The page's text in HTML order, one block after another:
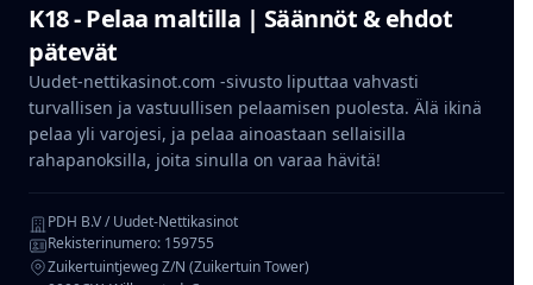
K18 - Pelaa maltilla | Säännöt & ehdot
pätevät
Uudet-nettikasinot.com -sivusto liputtaa vahvasti
turvallisen ja vastuullisen pelaamisen puolesta. Älä ikinä
pelaa yli varojesi, ja pelaa ainoastaan sellaisilla
rahapanoksilla, joita sinulla on varaa hävitä!
PDH B.V / Uudet-Nettikasinot
Rekisterinumero: 159755
Zuikertuintjeweg Z/N (Zuikertuin Tower)